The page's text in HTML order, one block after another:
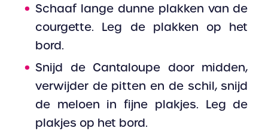
Schaaf lange dunne plakken van de
courgette. Leg de plakken op het
bord.
Snijd de Cantaloupe door midden,
verwijder de pitten en de schil, snijd
de meloen in fijne plakjes. Leg de
plakjes op het bord.